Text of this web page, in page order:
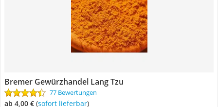
Bremer Gewürzhandel Lang Tzu
77 Bewertungen
ab 4,00 € ( Sofort lieferbar)